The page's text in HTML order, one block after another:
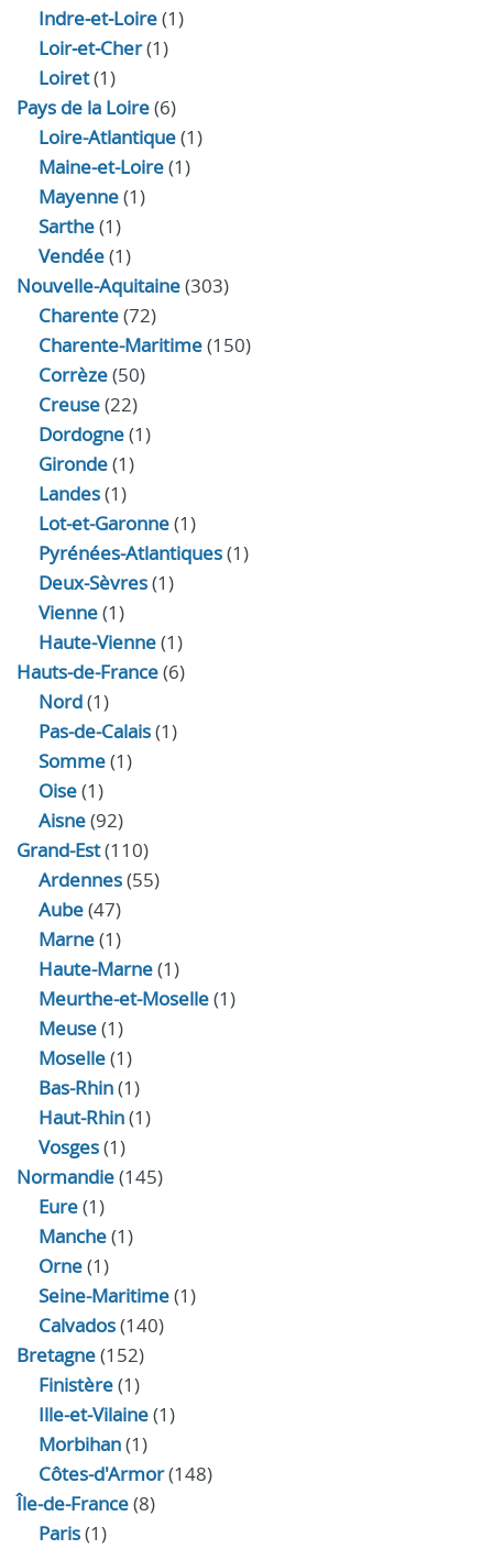
Indre‑et‑Loire(1)
Loir‑et‑Cher(1)
Loiret(1)
Pays de la Loire(6)
Loire-Atlantique(1)
Maine-et-Loire(1)
Mayenne(1)
Sarthe(1)
Vendée(1)
Nouvelle-Aquitaine(303)
Charente(72)
Charente-Maritime(150)
Corrèze(50)
Creuse(22)
Dordogne(1)
Gironde(1)
Landes(1)
Lot-et-Garonne(1)
Pyrénées-Atlantiques(1)
Deux-Sèvres(1)
Vienne(1)
Haute-Vienne(1)
Hauts-de-France(6)
Nord(1)
Pas-de-Calais(1)
Somme(1)
Oise(1)
Aisne(92)
Grand-Est(110)
Ardennes(55)
Aube(47)
Marne(1)
Haute-Marne(1)
Meurthe-et-Moselle(1)
Meuse(1)
Moselle(1)
Bas-Rhin(1)
Haut-Rhin(1)
Vosges(1)
Normandie(145)
Eure(1)
Manche(1)
Orne(1)
Seine-Maritime(1)
Calvados(140)
Bretagne(152)
Finistère(1)
Ille-et-Vilaine(1)
Morbihan(1)
Côtes-d'Armor(148)
Île-de-France(8)
Paris(1)